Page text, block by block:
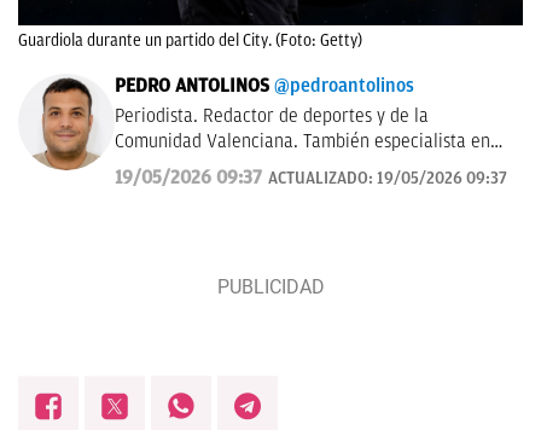
Guardiola durante un partido del City. (Foto: Getty)
PEDRO ANTOLINOS @pedroantolinos
Periodista. Redactor de deportes y de la
Comunidad Valenciana. También especialista en
SEO. En OKDIARIO desde 2017.
19/05/2026 09:37 ACTUALIZADO: 19/05/2026 09:37